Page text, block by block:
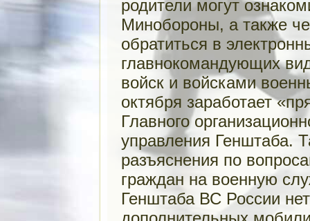
родители могут
Минобороны, а также
обратиться в
главнокомандующих
войск и войсками
октября заработает
Главного
управления Генштаба.
разъяснения по
граждан на военную
Генштаба ВС России